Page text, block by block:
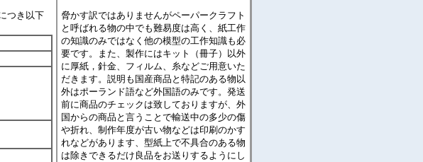
つき以下
脅かす訳ではありませんがペーパークラフト
と呼ばれる物の中でも難易度は高く、紙工作
の知識のみではなく他の模型の工作知識も必
要です。また、製作にはキット（冊子）以外
に厚紙，針金、フィルム、糸などご用意いた
だきます。説明も国産商品と特記のある物以
外はポーランド語など外国語のみです。発送
前に商品のチェックは致しておりますが、外
国からの商品と言うことで輸送中の多少の傷
や折れ、制作年度が古い物などは印刷のかす
れなどがあります、型紙上で不具合のある物
は除きできるだけ良品をお送りするようにし